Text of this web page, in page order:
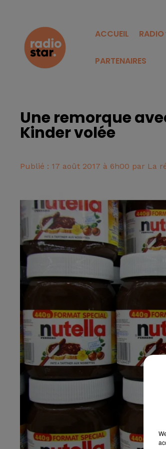
ACCUEIL RADIO
PARTENAIRES
Une remorque
Kinder volée
Publié : 17 août 2017 à 6h00 par La